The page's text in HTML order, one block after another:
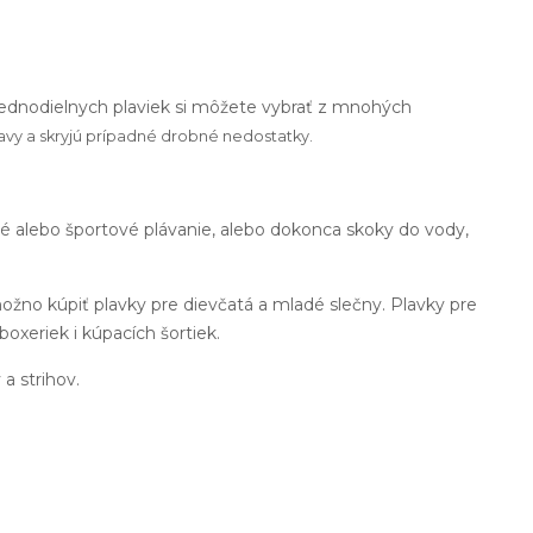
plaviek si môžete vybrať z mnohých
a skryjú prípadné drobné nedostatky.
alebo športové plávanie, alebo dokonca skoky do vody,
kúpiť plavky pre dievčatá a mladé slečny. Plavky pre
i kúpacích šortiek.
strihov.